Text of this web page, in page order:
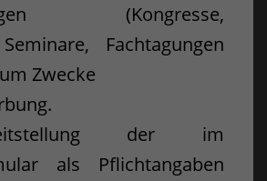
(Kongresse,
Fachtagungen
Zwecke
der im
als Pflichtangaben